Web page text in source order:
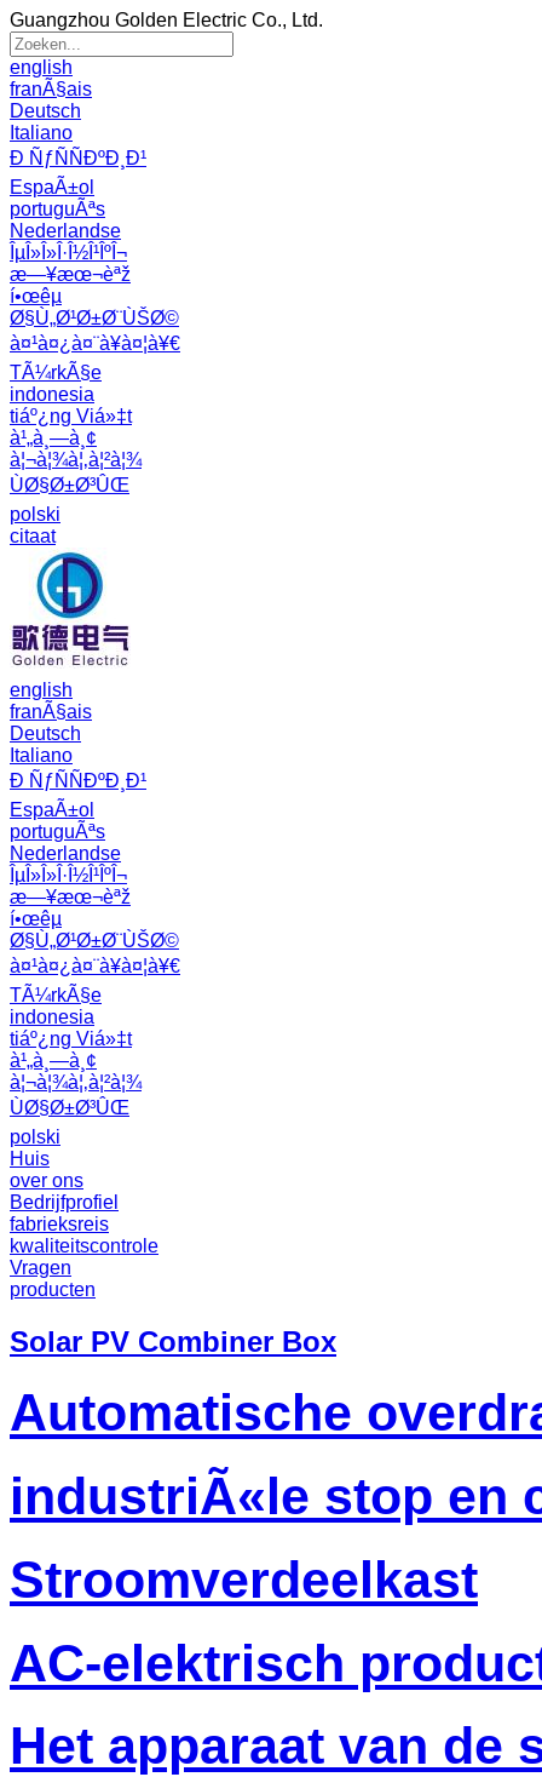
Guangzhou Golden Electric Co., Ltd.
english
franÃ§ais
Deutsch
Italiano
Ð ÑƒÑÑÐºÐ¸Ð¹
EspaÃ±ol
portuguÃªs
Nederlandse
ÎµÎ»Î»Î·Î½Î¹ÎºÎ¬
æ—¥æœ¬èªž
í•œêµ­
Ø§Ù„Ø¹Ø±Ø¨ÙŠØ©
à¤¹à¤¿à¤¨à¥à¤¦à¥€
TÃ¼rkÃ§e
indonesia
tiáº¿ng Viá»‡t
à¹„à¸—à¸¢
à¦¬à¦¾à¦‚à¦²à¦¾
ÙØ§Ø±Ø³ÛŒ
polski
citaat
english
franÃ§ais
Deutsch
Italiano
Ð ÑƒÑÑÐºÐ¸Ð¹
EspaÃ±ol
portuguÃªs
Nederlandse
ÎµÎ»Î»Î·Î½Î¹ÎºÎ¬
æ—¥æœ¬èªž
í•œêµ­
Ø§Ù„Ø¹Ø±Ø¨ÙŠØ©
à¤¹à¤¿à¤¨à¥à¤¦à¥€
TÃ¼rkÃ§e
indonesia
tiáº¿ng Viá»‡t
à¹„à¸—à¸¢
à¦¬à¦¾à¦‚à¦²à¦¾
ÙØ§Ø±Ø³ÛŒ
polski
Huis
over ons
Bedrijfprofiel
fabrieksreis
kwaliteitscontrole
Vragen
producten
Solar PV Combiner Box
Automatische
industriÃ«le stop en
Stroomverdeelkast
AC-elektrisch
Het apparaat van de